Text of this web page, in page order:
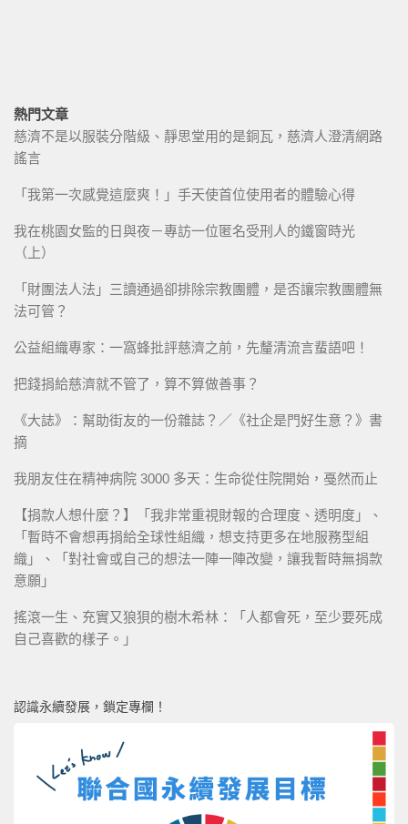
熱門文章
慈濟不是以服裝分階級、靜思堂用的是銅瓦，慈濟人澄清網路
謠言
「我第一次感覺這麼爽！」手天使首位使用者的體驗心得
我在桃園女監的日與夜－專訪一位匿名受刑人的鐵窗時光
（上）
「財團法人法」三讀通過卻排除宗教團體，是否讓宗教團體無
法可管？
公益組織專家：一窩蜂批評慈濟之前，先釐清流言蜚語吧！
把錢捐給慈濟就不管了，算不算做善事？
《大誌》：幫助街友的一份雜誌？／《社企是門好生意？》書
摘
我朋友住在精神病院 3000 多天：生命從住院開始，戞然而止
【捐款人想什麼？】「我非常重視財報的合理度、透明度」、
「暫時不會想再捐給全球性組織，想支持更多在地服務型組
織」、「對社會或自己的想法一陣一陣改變，讓我暫時無捐款
意願」
搖滾一生、充實又狼狽的樹木希林：「人都會死，至少要死成
自己喜歡的樣子。」
認識永續發展，鎖定專欄！